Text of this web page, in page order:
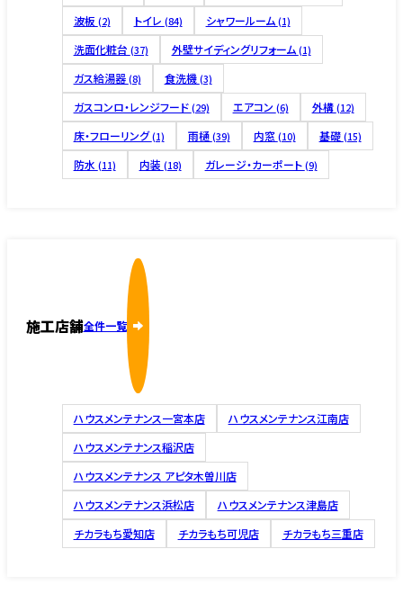
波板 (2) トイレ (84) シャワールーム (1)
洗面化粧台 (37) 外壁サイディングリフォーム (1)
ガス給湯器 (8) 食洗機 (3)
ガスコンロ・レンジフード (29) エアコン (6) 外構 (12)
床・フローリング(1) 雨樋 (39) 内窓 (10) 基礎 (15)
防水 (11) 内装 (18) ガレージ・カーポート (9)
施工店舗全件一覧
ハウスメンテナンス一宮本店
ハウスメンテナンス江南店
ハウスメンテナンス稲沢店
ハウスメンテナンス アピタ木曽川店
ハウスメンテナンス浜松店
ハウスメンテナンス津島店
チカラもち愛知店
チカラもち可児店 チカラもち三重店